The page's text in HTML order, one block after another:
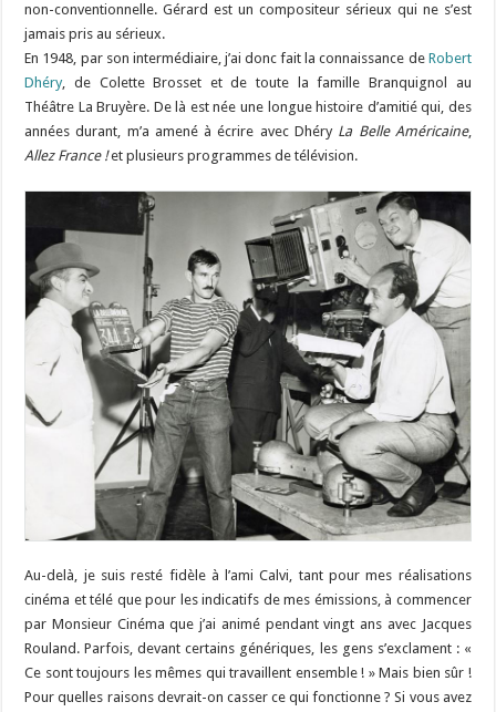
non-conventionnelle. Gérard est un compositeur sérieux qui ne s’est
jamais pris au sérieux.
En 1948, par son intermédiaire, j’ai donc fait la connaissance de Robert
Dhéry, de Colette Brosset et de toute la famille Branquignol au
Théâtre La Bruyère. De là est née une longue histoire d’amitié qui, des
années durant, m’a amené à écrire avec Dhéry La Belle Américaine,
Allez France !et plusieurs programmes de télévision.
Au-delà, je suis resté fidèle à l’ami Calvi, tant pour mes réalisations
cinéma et télé que pour les indicatifs de mes émissions, à commencer
par Monsieur Cinéma que j’ai animé pendant vingt ans avec Jacques
Rouland. Parfois, devant certains génériques, les gens s’exclament : «
Ce sont toujours les mêmes qui travaillent ensemble ! » Mais bien sûr !
Pour quelles raisons devrait-on casser ce qui fonctionne ? Si vous avez